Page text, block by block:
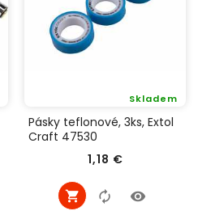
Pásky teflonové, 3ks, Extol
Craft 47530
1,18 €
Skladem
Cena